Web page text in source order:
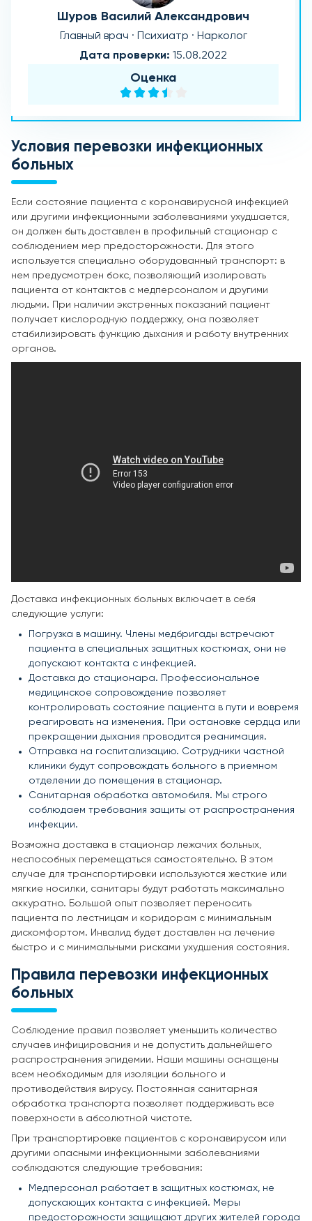
Шуров Василий Александрович
Главный врач · Психиатр · Нарколог
Дата проверки: 15.08.2022
Оценка
Условия перевозки инфекционных
больных
Если состояние пациента с коронавирусной инфекцией
или другими инфекционными заболеваниями ухудшается,
он должен быть доставлен в профильный стационар с
соблюдением мер предосторожности. Для этого
используется специально оборудованный транспорт: в
нем предусмотрен бокс, позволяющий изолировать
пациента от контактов с медперсоналом и другими
людьми. При наличии экстренных показаний пациент
получает кислородную поддержку, она позволяет
стабилизировать функцию дыхания и работу внутренних
органов.
Доставка инфекционных больных включает в себя
следующие услуги:
Погрузка в машину. Члены медбригады встречают
пациента в специальных защитных костюмах, они не
допускают контакта с инфекцией.
Доставка до стационара. Профессиональное
медицинское сопровождение позволяет
контролировать состояние пациента в пути и вовремя
реагировать на изменения. При остановке сердца или
прекращении дыхания проводится реанимация.
Отправка на госпитализацию. Сотрудники частной
клиники будут сопровождать больного в приемном
отделении до помещения в стационар.
Санитарная обработка автомобиля. Мы строго
соблюдаем требования защиты от распространения
инфекции.
Возможна доставка в стационар лежачих больных,
неспособных перемещаться самостоятельно. В этом
случае для транспортировки используются жесткие или
мягкие носилки, санитары будут работать максимально
аккуратно. Большой опыт позволяет переносить
пациента по лестницам и коридорам с минимальным
дискомфортом. Инвалид будет доставлен на лечение
быстро и с минимальными рисками ухудшения состояния.
Правила перевозки инфекционных
больных
Соблюдение правил позволяет уменьшить количество
случаев инфицирования и не допустить дальнейшего
распространения эпидемии. Наши машины оснащены
всем необходимым для изоляции больного и
противодействия вирусу. Постоянная санитарная
обработка транспорта позволяет поддерживать все
поверхности в абсолютной чистоте.
При транспортировке пациентов с коронавирусом или
другими опасными инфекционными заболеваниями
соблюдаются следующие требования:
Медперсонал работает в защитных костюмах, не
допускающих контакта с инфекцией. Меры
предосторожности защищают других жителей города